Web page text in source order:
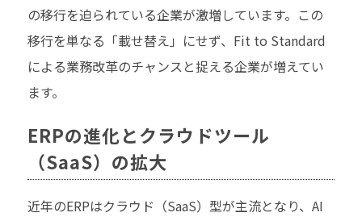
の移行を迫られている企業が激増しています。この
移行を単なる「載せ替え」にせず、Fit to Standard
による業務改革のチャンスと捉える企業が増えてい
ます。
ERPの進化とクラウドツール
（SaaS）の拡大
近年のERPはクラウド（SaaS）型が主流となり、AI